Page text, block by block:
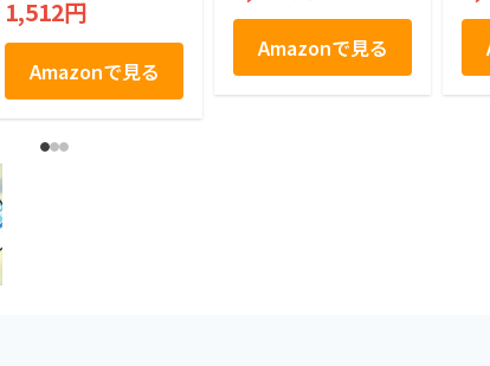
シャ 21枚入り
1,512円
Amazonで見る
餅 せんべい １２個
Amazonで見る
ペ